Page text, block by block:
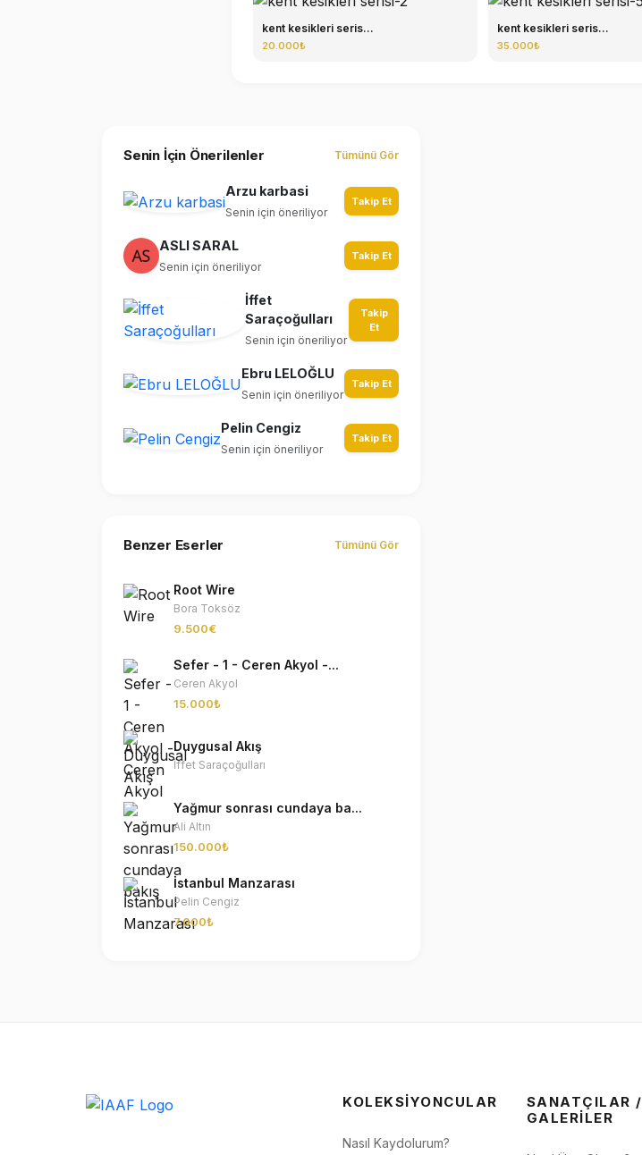
kent kesikleri seris...
20.000₺
kent kesikleri seris...
35.000₺
Senin İçin Önerilenler Tümünü Gör
Arzu karbasi
Senin için öneriliyor
Takip Et
ASLI SARAL
Senin için öneriliyor
Takip Et
İffet
Saraçoğulları
Senin için öneriliyor
Takip
Et
Ebru LELOĞLU
Senin için öneriliyor
Takip Et
Pelin Cengiz
Senin için öneriliyor
Takip Et
Benzer Eserler Tümünü Gör
Root Wire
Bora Toksöz
9.500€
Sefer - 1 - Ceren Akyol -...
Ceren Akyol
15.000₺
Duygusal Akış
İffet Saraçoğulları
Yağmur sonrası cundaya ba...
Ali Altın
150.000₺
İstanbul Manzarası
Pelin Cengiz
7.000₺
KOLEKSIYONCULAR
Nasıl Kaydolurum?
SANATÇILAR /
GALERILER